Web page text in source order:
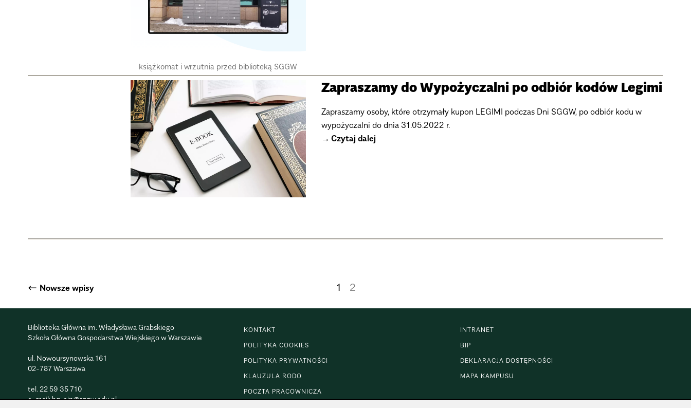
książkomat i wrzutnia przed biblioteką SGGW
Zapraszamy do Wypożyczalni po odbiór kodów Legimi
Zapraszamy osoby, które otrzymały kupon LEGIMI podczas Dni SGGW, po odbiór kodu w
wypożyczalni do dnia 31.05.2022 r.
Czytaj dalej
Stronicowanie
wpisów
← Nowsze wpisy 1 2
Biblioteka Główna im. Władysława Grabskiego
Szkoła Główna Gospodarstwa Wiejskiego w Warszawie
ul. Nowoursynowska 161
02-787 Warszawa
tel. 22 59 35 710
e-mail:bg_oin@sggw.edu.pl
KONTAKT
POLITYKA COOKIES
POLITYKA PRYWATNOŚCI
KLAUZULA RODO
POCZTA PRACOWNICZA
INTRANET
BIP
DEKLARACJA DOSTĘPNOŚCI
MAPA KAMPUSU